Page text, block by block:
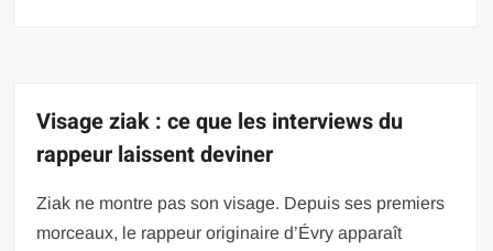
Visage ziak : ce que les interviews du
rappeur laissent deviner
Ziak ne montre pas son visage. Depuis ses premiers
morceaux, le rappeur originaire d’Évry apparaît